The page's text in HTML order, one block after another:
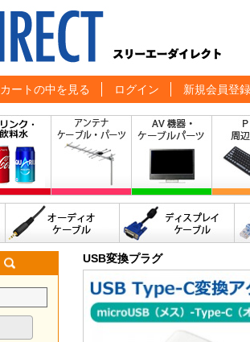
カートの中を見る ログイン 新規会員登録
USB変換プラグ